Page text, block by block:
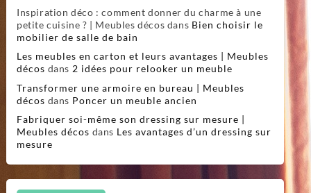
Inspiration déco : comment donner du charme à une
petite cuisine ? | Meubles décos dans Bien choisir le
mobilier de salle de bain
Les meubles en carton et leurs avantages | Meubles
décos dans 2 idées pour relooker un meuble
Transformer une armoire en bureau | Meubles
décos dans Poncer un meuble ancien
Fabriquer soi-même son dressing sur mesure |
Meubles décos dans Les avantages d’un dressing sur
mesure